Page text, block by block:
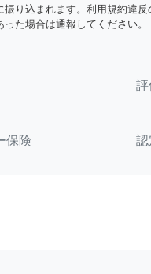
り込まれます。利用規約違
た場合は通報してください。
保険